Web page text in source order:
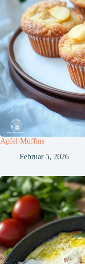
Apfel-Muffins
Februar 5, 2026